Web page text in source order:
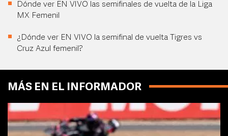
Dónde ver EN VIVO las semifinales de vuelta de la Liga
MX Femenil
¿Dónde ver EN VIVO la semifinal de vuelta Tigres vs
Cruz Azul femenil?
MÁS EN EL INFORMADOR